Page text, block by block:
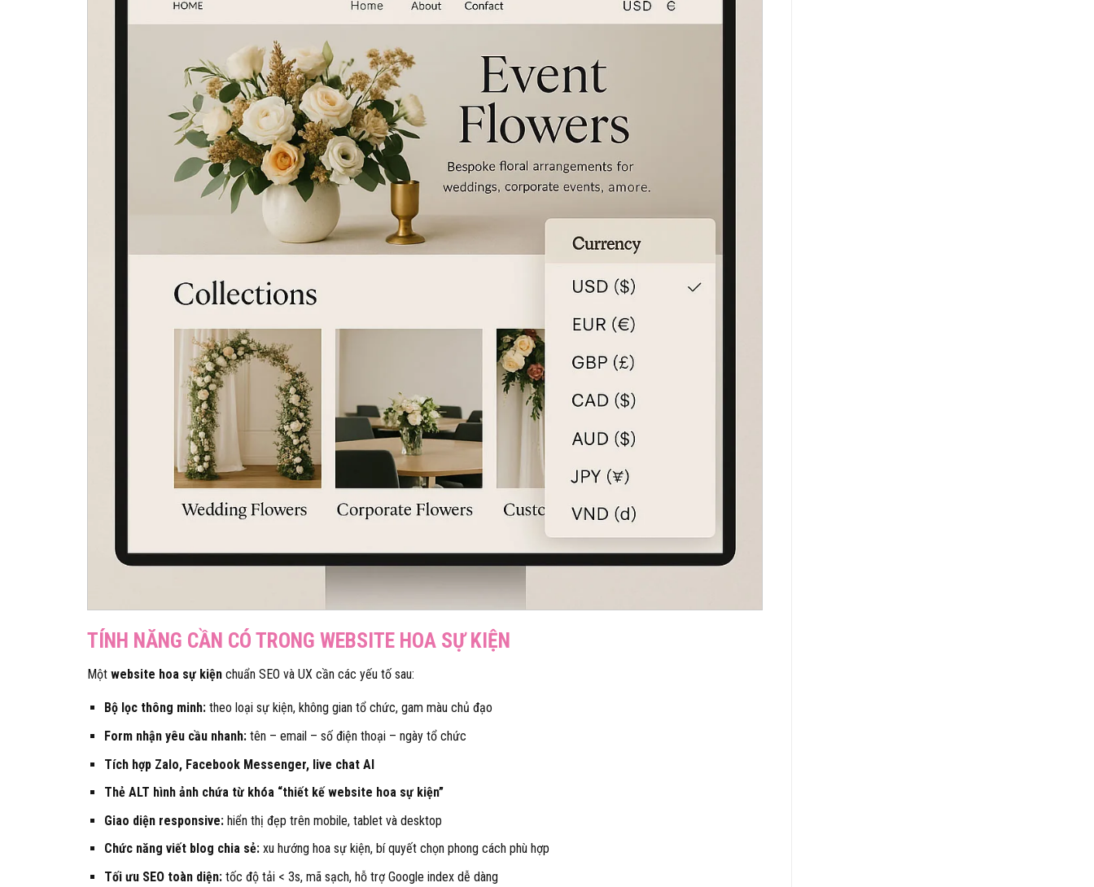
TÍNH NĂNG CẦN CÓ TRONG WEBSITE HOA SỰ KIỆN
Một website hoa sự kiện chuẩn SEO và UX cần các yếu tố sau:
Bộ lọc thông minh:theo loại sự kiện, không gian tổ chức, gam màu chủ đạo
Form nhận yêu cầu nhanh:tên – email – số điện thoại – ngày tổ chức
Tích hợp Zalo, Facebook Messenger, live chat AI
Thẻ ALT hình ảnh chứa từ khóa “thiết kế website hoa sự kiện”
Giao diện responsive:hiển thị đẹp trên mobile, tablet và desktop
Chức năng viết blog chia sẻ:xu hướng hoa sự kiện, bí quyết chọn phong cách phù hợp
Tối ưu SEO toàn diện:tốc độ tải < 3s, mã sạch, hỗ trợ Google index dễ dàng